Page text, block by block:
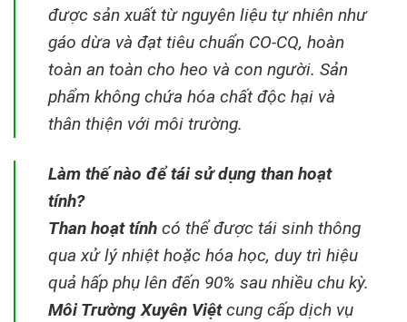
được sản xuất từ nguyên liệu tự nhiên như
gáo dừa và đạt tiêu chuẩn CO-CQ, hoàn
toàn an toàn cho heo và con người. Sản
phẩm không chứa hóa chất độc hại và
thân thiện với môi trường.
Làm thế nào để tái sử dụng than hoạt
tính?
Than hoạt tính có thể được tái sinh thông
qua xử lý nhiệt hoặc hóa học, duy trì hiệu
quả hấp phụ lên đến 90% sau nhiều chu kỳ.
Môi Trường Xuyên Việtcung cấp dịch vụ